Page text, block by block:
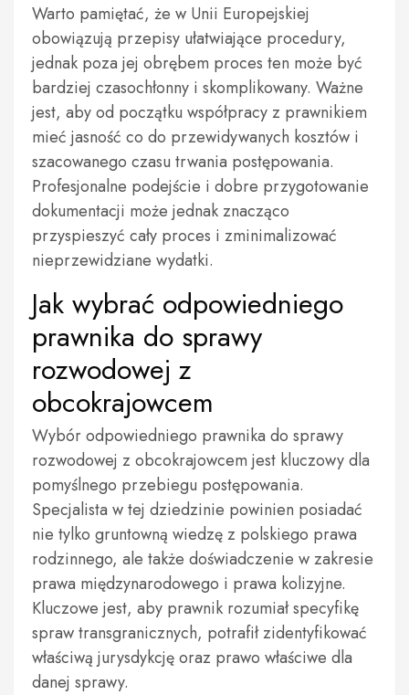
Warto pamiętać, że w Unii Europejskiej
obowiązują przepisy ułatwiające procedury,
jednak poza jej obrębem proces ten może być
bardziej czasochłonny i skomplikowany. Ważne
jest, aby od początku współpracy z prawnikiem
mieć jasność co do przewidywanych kosztów i
szacowanego czasu trwania postępowania.
Profesjonalne podejście i dobre przygotowanie
dokumentacji może jednak znacząco
przyspieszyć cały proces i zminimalizować
nieprzewidziane wydatki.
Jak wybrać odpowiedniego
prawnika do sprawy
rozwodowej z
obcokrajowcem
Wybór odpowiedniego prawnika do sprawy
rozwodowej z obcokrajowcem jest kluczowy dla
pomyślnego przebiegu postępowania.
Specjalista w tej dziedzinie powinien posiadać
nie tylko gruntowną wiedzę z polskiego prawa
rodzinnego, ale także doświadczenie w zakresie
prawa międzynarodowego i prawa kolizyjne.
Kluczowe jest, aby prawnik rozumiał specyfikę
spraw transgranicznych, potrafił zidentyfikować
właściwą jurysdykcję oraz prawo właściwe dla
danej sprawy.